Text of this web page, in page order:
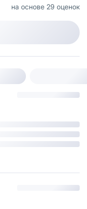
на основе 29 оценок